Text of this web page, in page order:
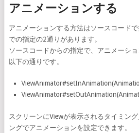
アニメーションする
アニメーションする方法はソースコード
での指定の2通りがあります。
ソースコードからの指定で、アニメーシ
以下の通りです。
スクリーンにViewが表示されるタイミン
ングでアニメーションを設定できます。